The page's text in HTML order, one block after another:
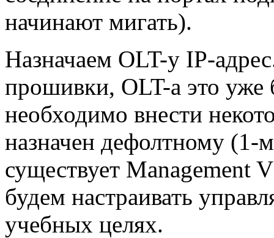
начинают мигать).
Назначаем OLT-у IP-
прошивки, OLT-а это уже
необходимо внести
назначен дефолтному (1-
существует
будем настраивать
учебных целях.